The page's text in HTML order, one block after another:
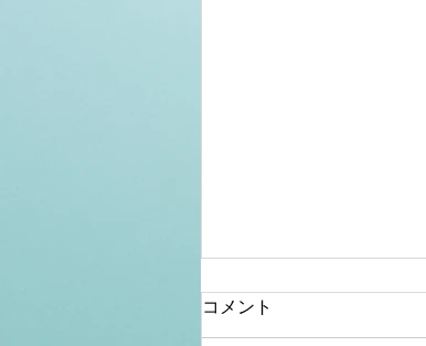
コメント